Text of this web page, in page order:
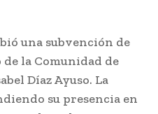
una subvención de
la Comunidad de
Díaz Ayuso. La
su presencia en